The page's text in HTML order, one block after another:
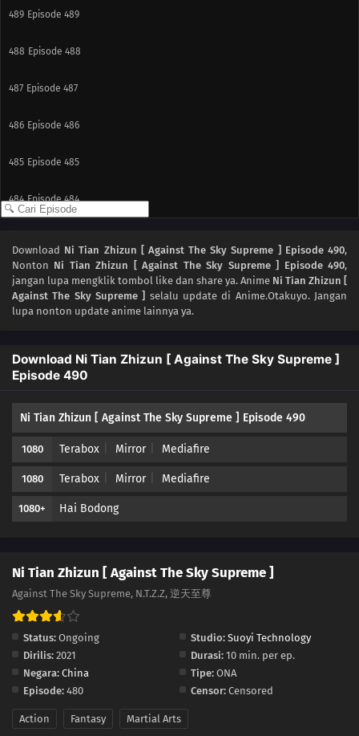
489 Episode 489
488 Episode 488
487 Episode 487
486 Episode 486
485 Episode 485
484 Episode 484
482 Episode 482
481 Episode 481
479 Episode 479
478 Episode 478
476 Episode 476
474 Episode 474
472 Episode 472
471 Episode 471
470 Episode 470
Download Ni Tian Zhizun [ Against The Sky Supreme ] Episode 490,
Nonton Ni Tian Zhizun [ Against The Sky Supreme ] Episode 490,
jangan lupa mengklik tombol like dan share ya. Anime Ni Tian Zhizun [
Against The Sky Supreme ] selalu update di Anime.Otakuyo. Jangan
lupa nonton update anime lainnya ya.
Download Ni Tian Zhizun [ Against The Sky Supreme ]
Episode 490
Ni Tian Zhizun [ Against The Sky Supreme ] Episode 490
1080 Terabox Mirror Mediafire
1080 Terabox Mirror Mediafire
1080+ Hai Bodong
Ni Tian Zhizun [ Against The Sky Supreme ]
Against The Sky Supreme, N.T.Z.Z, 逆天至尊
Status: Ongoing Studio: Suoyi Technology
Dirilis: 2021 Durasi: 10 min. per ep.
Negara: China Tipe: ONA
Episode: 480 Censor: Censored
Action Fantasy Martial Arts